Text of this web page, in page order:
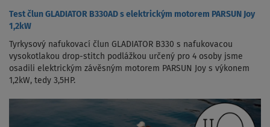
Test člun GLADIATOR B330AD s elektrickým motorem PARSUN Joy
1,2kW
Tyrkysový nafukovací člun GLADIATOR B330 s nafukovacou
vysokotlakou drop-stitch podlážkou určený pro 4 osoby jsme
osadili elektrickým závěsným motorem PARSUN Joy s výkonem
1,2kW, tedy 3,5HP.